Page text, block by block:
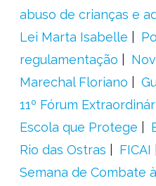
abuso de crianças e
Lei Marta Isabelle
regulamentação
Marechal Floriano
11º Fórum
Escola que Protege
Rio das Ostras
FICAI
Semana de Combate